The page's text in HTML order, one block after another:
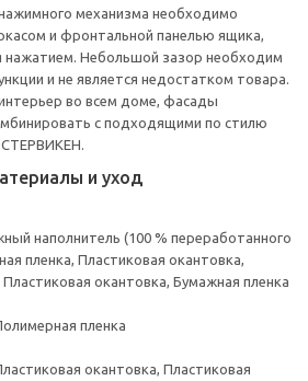
механизма необходимо
и фронтальной панелью ящика,
Небольшой зазор необходим
и не является недостатком товара.
во всем доме, фасады
с подходящими по стилю
и уход
наполнитель (100 % переработанного
пленка, Пластиковая окантовка,
окантовка, Бумажная пленка
пленка
окантовка, Пластиковая